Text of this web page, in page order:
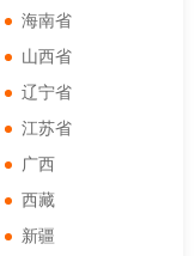
海南省
山西省
辽宁省
江苏省
广西
西藏
新疆